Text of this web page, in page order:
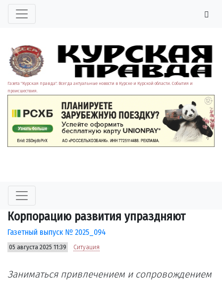
Газета "Курская правда". Всегда актуальные новости в Курске и Курской области. События и
происшествия.
Корпорацию развития упраздняют
Газетный выпуск № 2025_094
05 августа 2025 11:39 Ситуация
Заниматься привлечением и сопровождением